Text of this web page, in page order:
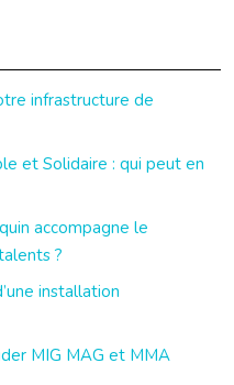
infrastructure de
et Solidaire : qui peut en
accompagne le
?
installation
MIG MAG et MMA